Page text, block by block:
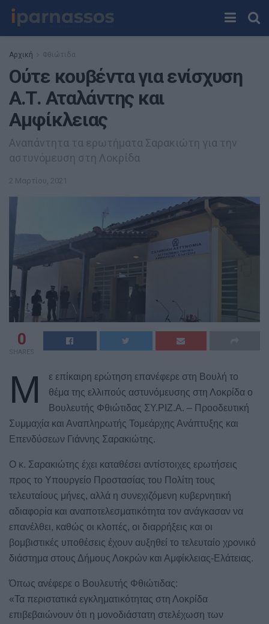
Αρχική Φθιώτιδα
Ούτε κουβέντα για ενίσχυση
Α.Τ. Αταλάντης και
Αμφίκλειας
Αναπάντητα τα ερωτήματα Σαρακιώτη για την
αστυνόμευση στη Λοκρίδα
2 Μαρτίου, 2021
0
SHARES
Μ
ε επίκαιρη ερώτηση επανέφερε στη Βουλή το
θέμα της ελλιπούς αστυνόμευσης στη Λοκρίδα ο
Βουλευτής Φθιώτιδας ΣΥ.ΡΙΖ.Α. – Προοδευτική
Συμμαχία και Αναπληρωτής Τομεάρχης Ανάπτυξης και
Επενδύσεων Γιάννης Σαρακιώτης.
Ο κ. Σαρακιώτης έχει καταθέσει αντίστοιχες ερωτήσεις
προς το Υπουργείο Προστασίας του Πολίτη τους
τελευταίους μήνες, αλλά η συνεχιζόμενη κυβερνητική
αδιαφορία και αναποτελεσματικότητα τον ανάγκασαν να
επανέλθει, καθώς οι κλοπές, οι διαρρήξεις και οι
βομβιστικές υποθέσεις έχουν αυξηθεί το τελευταίο χρονικό
διάστημα στους Δήμους Λοκρών και Αμφίκλειας-Ελάτειας.
Όπως ανέφερε ο Βουλευτής Φθιώτιδας:
«Τα περιστατικά εγκληματικότητας στη Λοκρίδα
επιβεβαιώνουν ότι η μονοδιάστατη στελέχωση των